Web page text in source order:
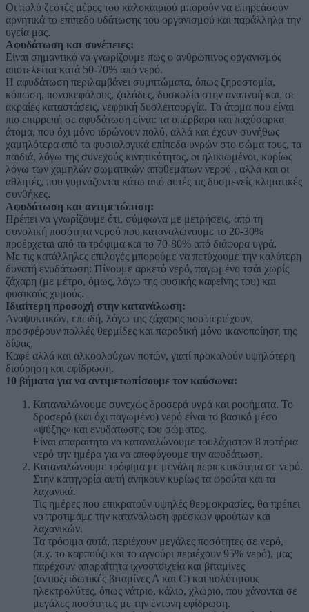
Oι πολύ ζεστές μέρες του καλοκαιριού μπορούν να επηρεάσουν
αρνητικά το επίπεδο υδάτωσης του οργανισμού και παράλληλα την
υγεία μας.
Αφυδάτωση και συνέπειες:
Είναι σημαντικό να γνωρίζουμε πως ο ανθρώπινος οργανισμός
αποτελείται κατά 50-70% από νερό.
Η αφυδάτωση περιλαμβάνει συμπτώματα, όπως ξηροστομία,
κόπωση, πονοκεφάλους, ζαλάδες, δυσκολία στην αναπνοή και, σε
ακραίες καταστάσεις, νεφρική δυσλειτουργία. Τα άτομα που είναι
πιο επιρρεπή σε αφυδάτωση είναι: τα υπέρβαρα και παχύσαρκα
άτομα, που όχι μόνο ιδρώνουν πολύ, αλλά και έχουν συνήθως
χαμηλότερα από τα φυσιολογικά επίπεδα υγρών στο σώμα τους, τα
παιδιά, λόγω της συνεχούς κινητικότητας, οι ηλικιωμένοι, κυρίως
λόγω των χαμηλών σωματικών αποθεμάτων νερού , αλλά και οι
αθλητές, που γυμνάζονται κάτω από αυτές τις δυσμενείς κλιματικές
συνθήκες.
Αφυδάτωση και αντιμετώπιση:
Πρέπει να γνωρίζουμε ότι, σύμφωνα με μετρήσεις, από τη
συνολική ποσότητα νερού που καταναλώνουμε το 20-30%
προέρχεται από τα τρόφιμα και το 70-80% από διάφορα υγρά.
Με τις κατάλληλες επιλογές μπορούμε να πετύχουμε την καλύτερη
δυνατή ενυδάτωση: Πίνουμε αρκετό νερό, παγωμένο τσάι χωρίς
ζάχαρη (με μέτρο, όμως, λόγω της φυσικής καφεΐνης του) και
φυσικούς χυμούς.
Ιδιαίτερη προσοχή στην κατανάλωση:
Αναψυκτικών, επειδή, λόγω της ζάχαρης που περιέχουν,
προσφέρουν πολλές θερμίδες και παροδική μόνο ικανοποίηση της
δίψας,
Καφέ αλλά και αλκοολούχων ποτών, γιατί προκαλούν υψηλότερη
διούρηση και εφίδρωση.
10 βήματα για να αντιμετωπίσουμε τον καύσωνα:
Καταναλώνουμε συνεχώς δροσερά υγρά και ροφήματα. Το
δροσερό (και όχι παγωμένο) νερό είναι το βασικό μέσο
«ψύξης» και ενυδάτωσης του σώματος.
Είναι απαραίτητο να καταναλώνουμε τουλάχιστον 8 ποτήρια
νερό την ημέρα για να αποφύγουμε την αφυδάτωση.
Καταναλώνουμε τρόφιμα με μεγάλη περιεκτικότητα σε νερό.
Στην κατηγορία αυτή ανήκουν κυρίως τα φρούτα και τα
λαχανικά.
Τις ημέρες που επικρατούν υψηλές θερμοκρασίες, θα πρέπει
να προτιμάμε την κατανάλωση φρέσκων φρούτων και
λαχανικών.
Τα τρόφιμα αυτά, περιέχουν μεγάλες ποσότητες σε νερό,
(π.χ. το καρπούζι και το αγγούρι περιέχουν 95% νερό), μας
παρέχουν απαραίτητα ιχνοστοιχεία και βιταμίνες
(αντιοξειδωτικές βιταμίνες Α και C) και πολύτιμους
ηλεκτρολύτες, όπως νάτριο, κάλιο, χλώριο, που χάνονται σε
μεγάλες ποσότητες με την έντονη εφίδρωση.